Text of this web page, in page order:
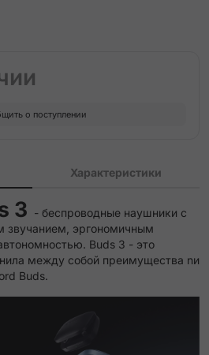
о поступлении
Характеристики
3 - беспроводные наушники с
звучанием, эргономичным
Buds 3 - это
между собой преимущества nи
Buds.